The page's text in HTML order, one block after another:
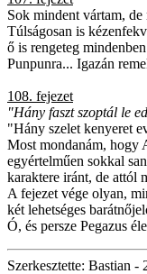
Sok mindent vártam,
Túlságosan is
ő is rengeteg
Punpunra... Igazán
108. fejezet
"Hány faszt szoptál le
"Hány szelet kenyeret
Most mondanám, hogy
egyértelműen sokkal
karaktere iránt, de attól
A fejezet vége olyan,
két lehetséges
Ó, és persze Pegazus
Szerkesztette: Bastian -